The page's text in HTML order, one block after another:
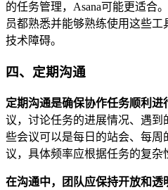
的任务管理，Asana可能更适合
员都熟悉并能够熟练使用这些
技术障碍。
四、定期沟通
定期沟通是确保协作任务顺利进
议，讨论任务的进展情况、遇
些会议可以是每日的站会、每
议，具体频率应根据任务的复杂
在沟通中，团队应保持开放和透